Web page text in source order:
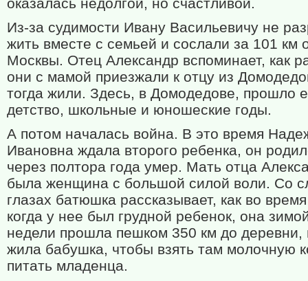
Из-за судимости Ивану Васильевичу не
жить вместе с семьей и сослали за 101 км
Москвы. Отец Александр вспоминает, как
они с мамой приезжали к отцу из
тогда жили. Здесь, в Домодедове, прошло
детство, школьные и юношеские годы.
А потом началась война. В это время
Ивановна ждала второго ребенка, он
через полтора года умер. Мать отца
была женщина с большой силой воли. Со
глазах батюшка рассказывает, как во
когда у нее был грудной ребенок, она
недели прошла пешком 350 км до деревни,
жила бабушка, чтобы взять там молочную
питать младенца.